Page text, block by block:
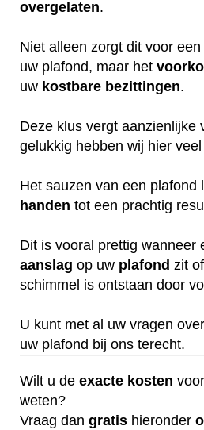
overgelaten.
Niet alleen zorgt dit voor
uw plafond, maar het
uw kostbare bezittingen.
Deze klus vergt aanzienlijke
gelukkig hebben wij hier
Het sauzen van een plafond
handen tot een prachtig
Dit is vooral prettig wanneer
aanslag op uw plafond zit
schimmel is ontstaan door
U kunt met al uw vragen
uw plafond bij ons terecht.
Wilt u de exacte kosten
weten?
Vraag dan gratis hieronder